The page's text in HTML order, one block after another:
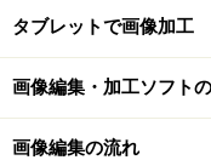
タブレットで画像加工
画像編集・加工ソフト
画像編集の流れ